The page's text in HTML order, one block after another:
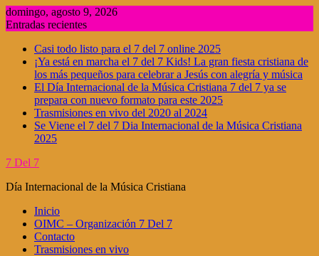
Saltar
al
domingo, agosto 9, 2026
Entradas recientes
Casi todo listo para el 7 del 7 online 2025
¡Ya está en marcha el 7 del 7 Kids! La gran fiesta cristiana de
los más pequeños para celebrar a Jesús con alegría y música
El Día Internacional de la Música Cristiana 7 del 7 ya se
prepara con nuevo formato para este 2025
Trasmisiones en vivo del 2020 al 2024
Se Viene el 7 del 7 Dia Internacional de la Música Cristiana
2025
7 Del 7
Día Internacional de la Música Cristiana
Inicio
OIMC – Organización 7 Del 7
Contacto
Trasmisiones en vivo